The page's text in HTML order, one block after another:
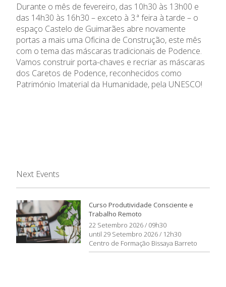
Durante o mês de fevereiro, das 10h30 às 13h00 e
das 14h30 às 16h30 – exceto à 3.ª feira à tarde – o
espaço Castelo de Guimarães abre novamente
portas a mais uma Oficina de Construção, este mês
com o tema das máscaras tradicionais de Podence.
Vamos construir porta-chaves e recriar as máscaras
dos Caretos de Podence, reconhecidos como
Património Imaterial da Humanidade, pela UNESCO!
Next Events
Curso Produtividade Consciente e
Trabalho Remoto
22 Setembro 2026 / 09h30
until 29 Setembro 2026 / 12h30
Centro de Formação Bissaya Barreto